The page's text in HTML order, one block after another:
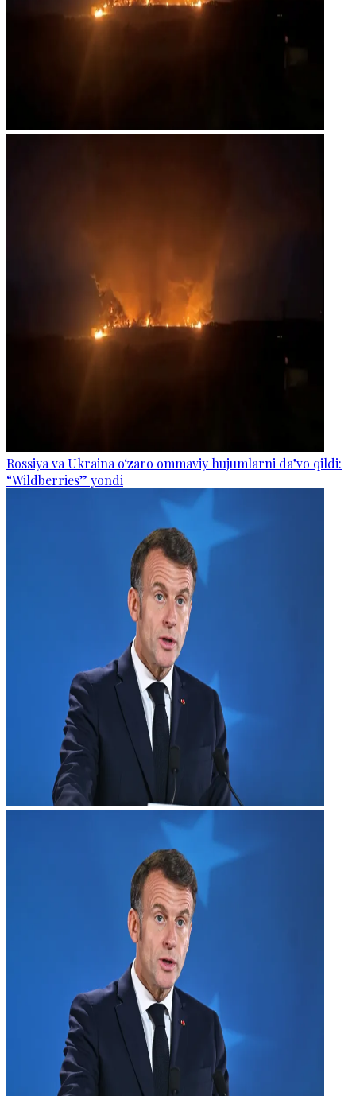
Rossiya va Ukraina o‘zaro ommaviy hujumlarni da’vo qildi:
“Wildberries” yondi